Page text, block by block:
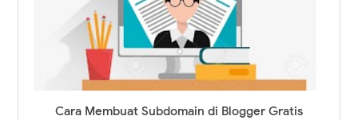
Cara Membuat Subdomain di Blogger Gratis